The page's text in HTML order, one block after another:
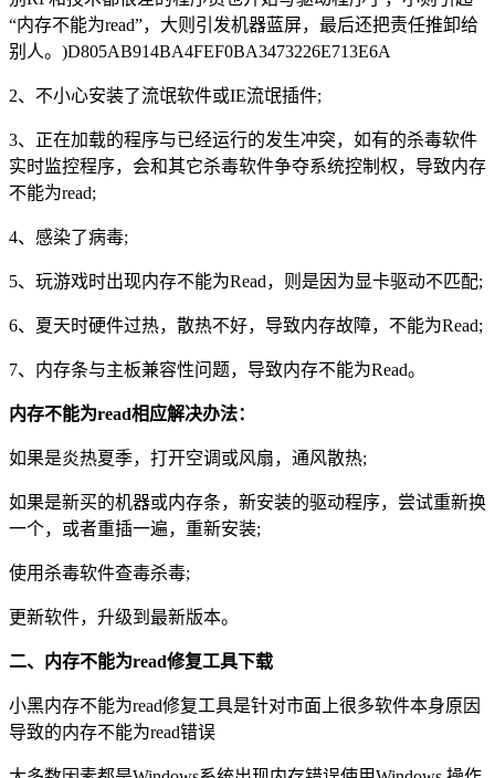
“内存不能为read”，大则引发机器蓝屏，最后还把责任推卸给
别人。)D805AB914BA4FEF0BA3473226E713E6A
2、不小心安装了流氓软件或IE流氓插件;
3、正在加载的程序与已经运行的发生冲突，如有的杀毒软件
实时监控程序，会和其它杀毒软件争夺系统控制权，导致内存
不能为read;
4、感染了病毒;
5、玩游戏时出现内存不能为Read，则是因为显卡驱动不匹配;
6、夏天时硬件过热，散热不好，导致内存故障，不能为Read;
7、内存条与主板兼容性问题，导致内存不能为Read。
内存不能为read相应解决办法：
如果是炎热夏季，打开空调或风扇，通风散热;
如果是新买的机器或内存条，新安装的驱动程序，尝试重新换
一个，或者重插一遍，重新安装;
使用杀毒软件查毒杀毒;
更新软件，升级到最新版本。
二、内存不能为read修复工具下载
小黑内存不能为read修复工具是针对市面上很多软件本身原因
导致的内存不能为read错误